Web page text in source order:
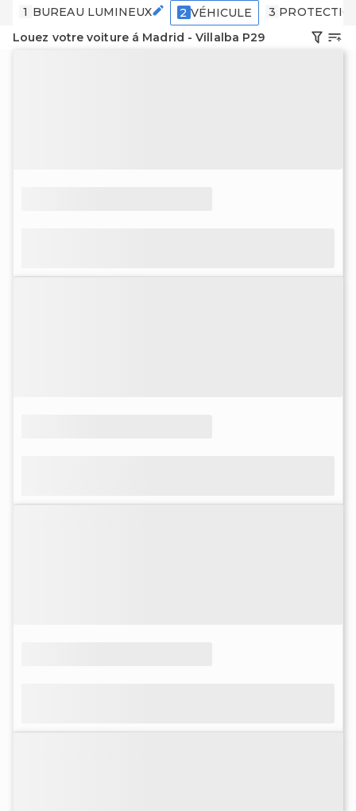
1 BUREAU LUMINEUX 2 VÉHICULE 3
Louez votre voiture á Madrid - Villalba P29